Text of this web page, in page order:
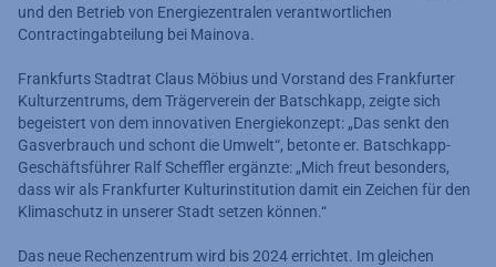
und den Betrieb von Energiezentralen verantwortlichen
Contractingabteilung bei Mainova.
Frankfurts Stadtrat Claus Möbius und Vorstand des Frankfurter
Kulturzentrums, dem Trägerverein der Batschkapp, zeigte sich
begeistert von dem innovativen Energiekonzept: „Das senkt den
Gasverbrauch und schont die Umwelt“, betonte er. Batschkapp-
Geschäftsführer Ralf Scheffler ergänzte: „Mich freut besonders,
dass wir als Frankfurter Kulturinstitution damit ein Zeichen für den
Klimaschutz in unserer Stadt setzen können.“
Das neue Rechenzentrum wird bis 2024 errichtet. Im gleichen